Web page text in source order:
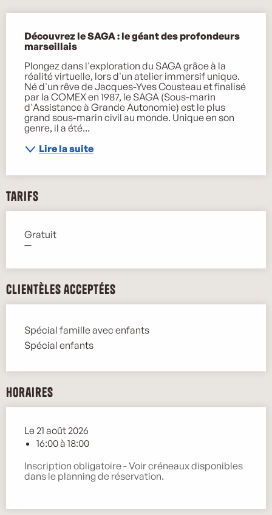
Découvrez le SAGA : le géant des profondeurs
marseillais
Plongez dans l'exploration du SAGA grâce à la
réalité virtuelle, lors d'un atelier immersif unique.
Né d'un rêve de Jacques-Yves Cousteau et finalisé
par la COMEX en 1987, le SAGA (Sous-marin
d'Assistance à Grande Autonomie) est le plus
grand sous-marin civil au monde. Unique en son
genre, il a été...
Lire la suite
Tarifs
Gratuit
—
Clientèles acceptées
Spécial famille avec enfants
Spécial enfants
Horaires
Le 21 août 2026
16:00 à 18:00
Inscription obligatoire - Voir créneaux disponibles
dans le planning de réservation.